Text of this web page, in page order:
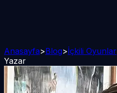
Anasayfa>Blog>İçkili Oyunlar
Yazar